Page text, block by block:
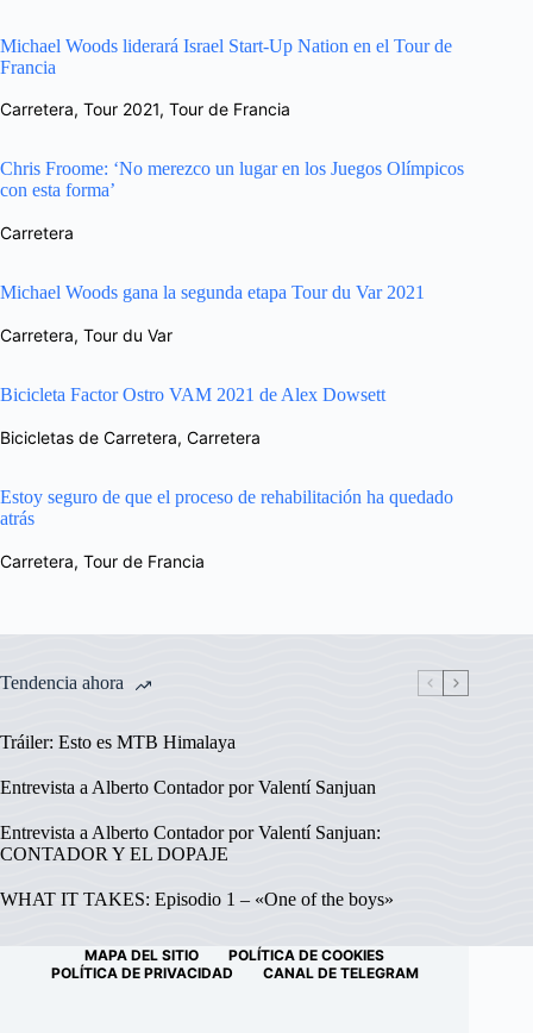
Michael Woods liderará Israel Start-Up Nation en el Tour de
Francia
Carretera, Tour 2021, Tour de Francia
Chris Froome: ‘No merezco un lugar en los Juegos Olímpicos
con esta forma’
Carretera
Michael Woods gana la segunda etapa Tour du Var 2021
Carretera, Tour du Var
Bicicleta Factor Ostro VAM 2021 de Alex Dowsett
Bicicletas de Carretera, Carretera
Estoy seguro de que el proceso de rehabilitación ha quedado
atrás
Carretera, Tour de Francia
Tendencia ahora
Tráiler: Esto es MTB Himalaya
Entrevista a Alberto Contador por Valentí Sanjuan
Entrevista a Alberto Contador por Valentí Sanjuan:
CONTADOR Y EL DOPAJE
WHAT IT TAKES: Episodio 1 – «One of the boys»
MAPA DEL SITIO
POLÍTICA DE COOKIES
POLÍTICA DE PRIVACIDAD
CANAL DE TELEGRAM